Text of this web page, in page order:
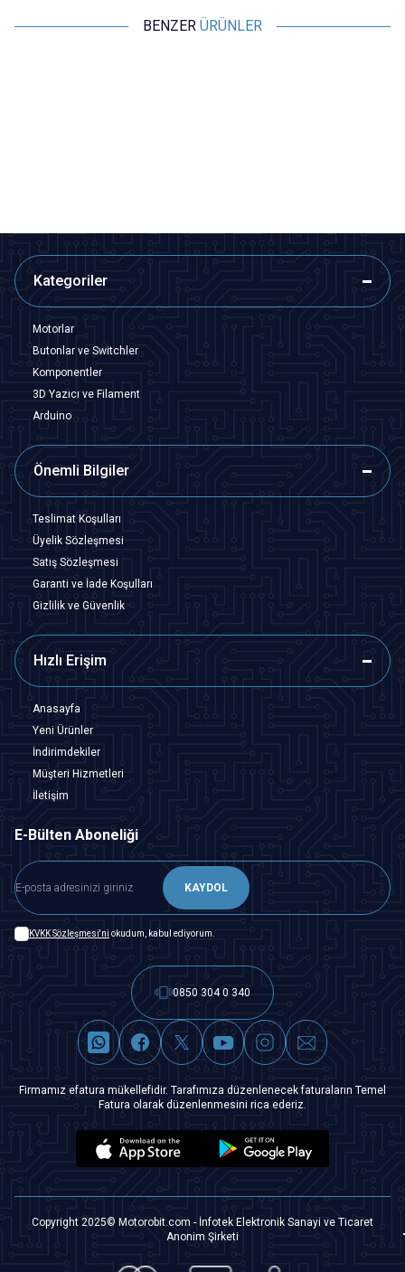
BENZER ÜRÜNLER
Kategoriler
Motorlar
Butonlar ve Switchler
Komponentler
3D Yazıcı ve Filament
Arduino
Önemli Bilgiler
Teslimat Koşulları
Üyelik Sözleşmesi
Satış Sözleşmesi
Garanti ve İade Koşulları
Gizlilik ve Güvenlik
Hızlı Erişim
Anasayfa
Yeni Ürünler
İndirimdekiler
Müşteri Hizmetleri
İletişim
E-Bülten Aboneliği
KAYDOL
KVKK Sözleşmesi'ni okudum, kabul ediyorum.
0850 304 0 340
Firmamız efatura mükellefidir. Tarafımıza düzenlenecek faturaların Temel
Fatura olarak düzenlenmesini rica ederiz.
Copyright 2025© Motorobit.com - İnfotek Elektronik Sanayi ve Ticaret
Anonim Şirketi